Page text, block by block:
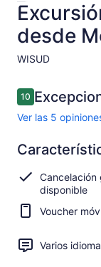
desde
WISUD​
Opiniones
1010 de 10,
Ver las 5
10.0
10.0 de 10
Ver las 5
opiniones
de Viator
Cancelación
disponible
Voucher
Varios